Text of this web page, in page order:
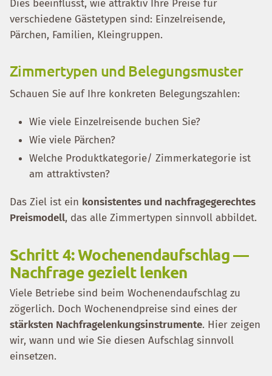
Dies beeinflusst, wie attraktiv Ihre Preise für
verschiedene Gästetypen sind: Einzelreisende,
Pärchen, Familien, Kleingruppen.
Zimmertypen und Belegungsmuster
Schauen Sie auf Ihre konkreten Belegungszahlen:
Wie viele Einzelreisende buchen Sie?
Wie viele Pärchen?
Welche Produktkategorie/ Zimmerkategorie ist
am attraktivsten?
Das Ziel ist ein konsistentes und nachfragegerechtes
Preismodell, das alle Zimmertypen sinnvoll abbildet.
Schritt 4: Wochenendaufschlag —
Nachfrage gezielt lenken
Viele Betriebe sind beim Wochenendaufschlag zu
zögerlich. Doch Wochenendpreise sind eines der
stärksten Nachfragelenkungsinstrumente. Hier zeigen
wir, wann und wie Sie diesen Aufschlag sinnvoll
einsetzen.